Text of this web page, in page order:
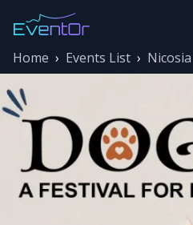
Home › Events List › Nicosia